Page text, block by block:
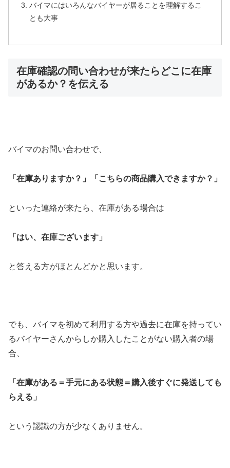
バイマにはいろんなバイヤーが居ることを理解するこ
とも大事
在庫確認の問い合わせが来たらどこに在庫
があるか？を伝える
バイマのお問い合わせで、
「在庫ありますか？」「こちらの商品購入できますか？」
といった連絡が来たら、在庫がある場合は
「はい、在庫ございます」
と答える方がほとんどかと思います。
でも、バイマを初めて利用する方や過去に在庫を持ってい
るバイヤーさんからしか購入したことがない購入者の場
合、
「在庫がある＝手元にある状態＝購入後すぐに発送しても
らえる」
という認識の方が少なくありません。